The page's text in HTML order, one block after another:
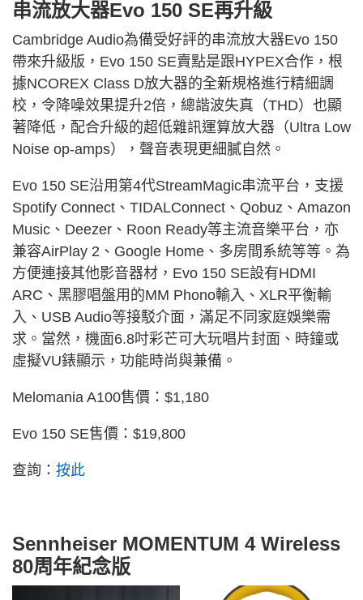
串流放大器Evo 150 SE再升級
Cambridge Audio為備受好評的串流放大器Evo 150
帶來升級版，Evo 150 SE賣點是跟HYPEX合作，根
據NCOREX Class D放大器的全新規格進行精細調
校，令降噪效果提升2倍，總諧波失真（THD）也顯
著降低，配合升級的超低雜訊運算放大器（Ultra Low
Noise op-amps），聲音表現更細膩自然。
Evo 150 SE沿用第4代StreamMagic串流平台，支援
Spotify Connect、TIDALConnect、Qobuz、Amazon
Music、Deezer、Roon Ready等主流音樂平台，亦
兼容AirPlay 2、Google Home、多房間系統等等。為
方便連接其他影音器材，Evo 150 SE設有HDMI
ARC、黑膠唱盤用的MM Phono輸入、XLR平衡輸
入、USB Audio等接駁介面，滿足不同家庭娛樂需
求。當然，機面6.8吋彩芒可大玩唱片封面、時鐘或
虛擬VU錶顯示，功能時尚與兼備。
Melomania A100售價：$1,180
Evo 150 SE售價：$19,800
查詢： 按此
Sennheiser MOMENTUM 4 Wireless
80周年紀念版